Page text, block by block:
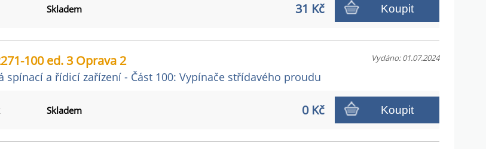
Skladem 31 Kč Koupit
100 ed. 3 Oprava 2
spínací a řídicí zařízení - Část 100: Vypínače střídavého proudu
Vydáno: 01.07.2024
Skladem 0 Kč Koupit